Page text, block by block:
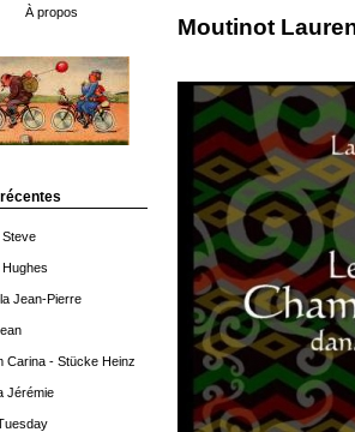
À propos
Jean-Pierre
Carina - Stücke Heinz
Jérémie
Moutinot